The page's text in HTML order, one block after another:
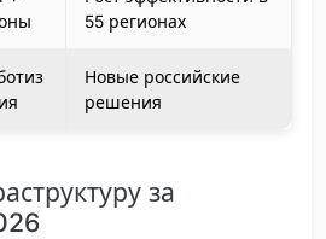
55 регионах
Новые российские
решения
за